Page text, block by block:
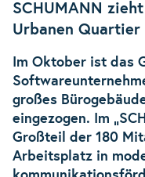
SCHUMANN
Urbanen Quartier
Im Oktober ist das
großes
eingezogen. Im
Großteil der 180
Arbeitsplatz in